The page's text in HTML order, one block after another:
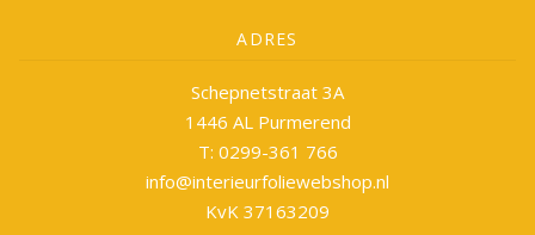
ADRES
Schepnetstraat 3A
1446 AL Purmerend
T: 0299-361 766
info@interieurfoliewebshop.nl
KvK 37163209